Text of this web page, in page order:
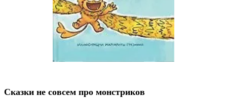
Сказки не совсем про монстриков